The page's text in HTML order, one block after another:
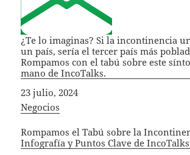
¿Te lo imaginas? Si la incontinencia
un país, sería el tercer país más
Rompamos con el tabú sobre este
mano de IncoTalks.
Fecha
23 julio, 2024
In relation to
Negocios
Rompamos el Tabú sobre la
Infografía y Puntos Clave de IncoTalks